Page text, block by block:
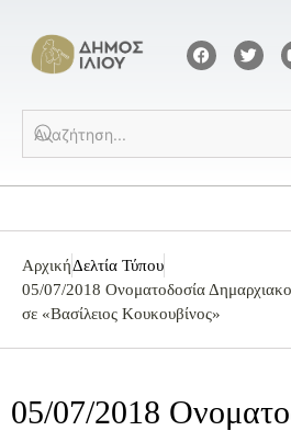
ΑρχικήΔελτία Τύπου
05/07/2018 Ονοματοδοσία
σε «Βασίλειος Κουκουβίνος»
05/07/2018